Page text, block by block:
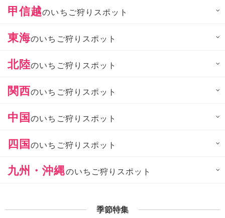
甲信越のいちご狩りスポット
東海のいちご狩りスポット
北陸のいちご狩りスポット
関西のいちご狩りスポット
中国のいちご狩りスポット
四国のいちご狩りスポット
九州・沖縄のいちご狩りスポット
季節特集